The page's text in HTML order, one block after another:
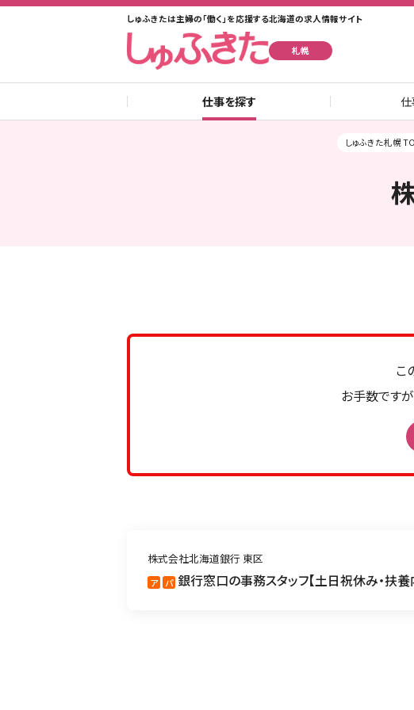
しゅふきたは主婦の「働く」を応援する北海道の求人情報サイト
札幌
仕事を探す 仕
しゅふきた札幌
こ
お手数です
株式会社北海道銀行 東区
ア パ 銀行窓口の事務スタッフ 土日祝休み・扶